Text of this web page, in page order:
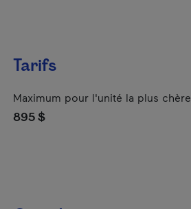
Tarifs
Maximum pour l'unité la plus chère
895 $